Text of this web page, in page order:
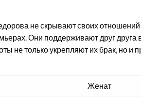
не скрывают своих
Они поддерживают друг друга
не только укрепляют их брак, но и
Женат